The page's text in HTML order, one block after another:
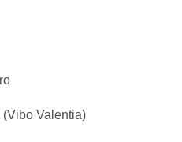
(Vibo Valentia)